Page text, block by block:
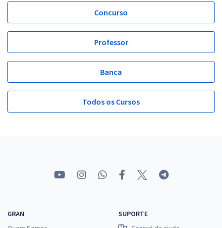
Concurso
Professor
Banca
Todos os Cursos
GRAN
SUPORTE